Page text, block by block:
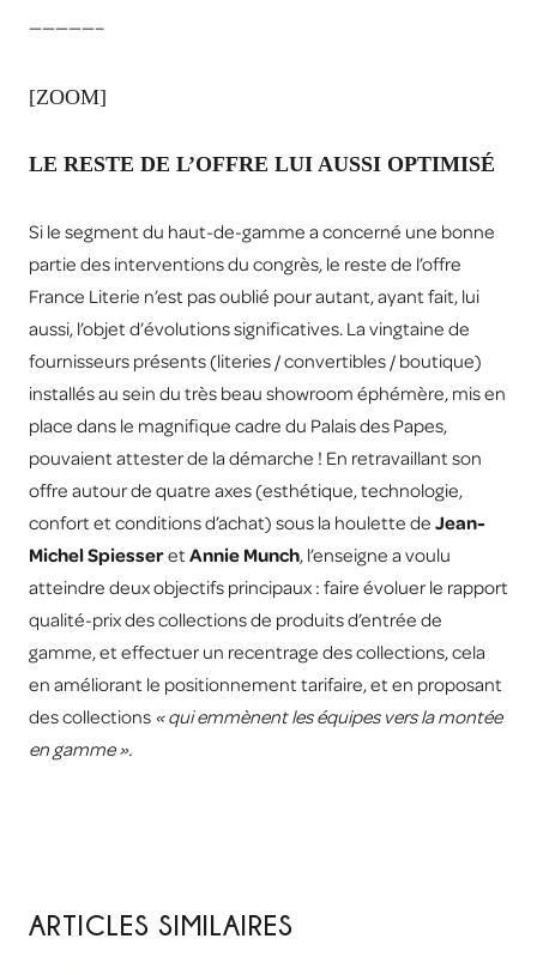
—————–
[ZOOM]
LE RESTE DE L’OFFRE LUI AUSSI OPTIMISÉ
Si le segment du haut-de-gamme a concerné une bonne
partie des interventions du congrès, le reste de l’offre
France Literie n’est pas oublié pour autant, ayant fait, lui
aussi, l’objet d’évolutions significatives. La vingtaine de
fournisseurs présents (literies / convertibles / boutique)
installés au sein du très beau showroom éphémère, mis en
place dans le magnifique cadre du Palais des Papes,
pouvaient attester de la démarche ! En retravaillant son
offre autour de quatre axes (esthétique, technologie,
confort et conditions d’achat) sous la houlette de Jean-
Michel Spiesseret Annie Munch, l’enseigne a voulu
atteindre deux objectifs principaux : faire évoluer le rapport
qualité-prix des collections de produits d’entrée de
gamme, et effectuer un recentrage des collections, cela
en améliorant le positionnement tarifaire, et en proposant
des collections « qui emmènent les équipes vers la montée
en gamme ».
ARTICLES SIMILAIRES